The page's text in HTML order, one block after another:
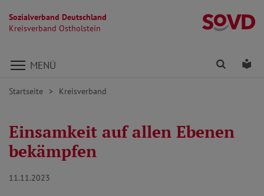
Sozialverband Deutschland
Kreisverband Ostholstein
Direkt zu den Inhalten springen
MENÜ Finden
Startseite Kreisverband
Einsamkeit auf allen Ebenen
bekämpfen
11.11.2023